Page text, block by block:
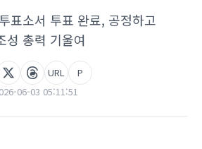
표소서 투표 완료, 공정하고
성 총력 기울여
06-03 05:11:51
URL P